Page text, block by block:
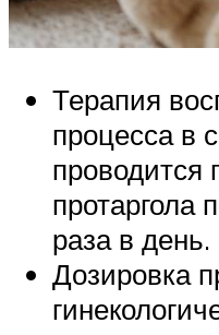
Терапия
процесса в
проводится
протаргола
раза в день.
Дозировка